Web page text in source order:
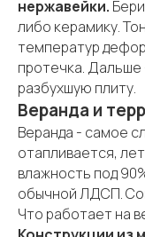
нержавейки.
либо керамику.
температур
протечка. Дальше
разбухшую плиту.
Веранда и
Веранда - самое
отапливается,
влажность под
обычной ЛДСП.
Что работает на